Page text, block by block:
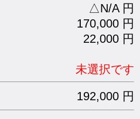
△N/A 円
170,000 円
22,000 円
未選択です
192,000 円